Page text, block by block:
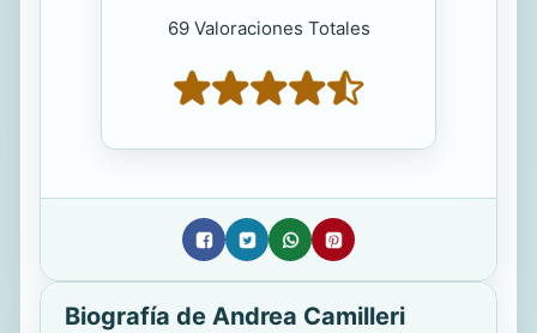
69 Valoraciones Totales
Biografía de Andrea Camilleri